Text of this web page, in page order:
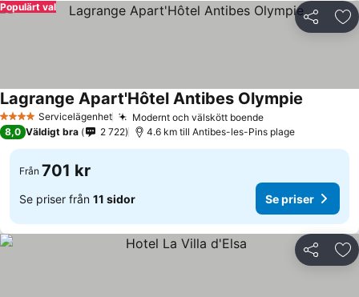
Dela
Populärt val
4 StjärnorServicelägenhet Modernt och välskött boende
Lagrange Apart'Hôtel Antibes Olympie
8,0 Väldigt bra 2 722 4.6 km till Antibes-les-Pins plage
Från 701 kr
Se priser från 11 sidor Se priser
Dela